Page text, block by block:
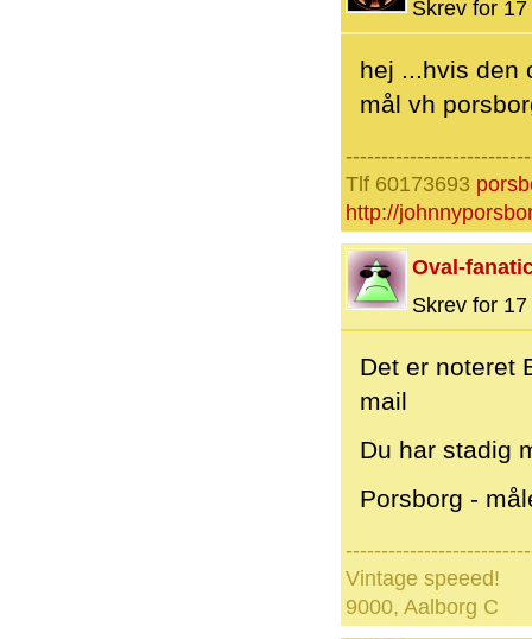
Skrev for
hej ...hvis
mål vh
Tlf 60173693
http://
Oval-
Skrev for
Det er noteret
mail
Du har stadig
Porsborg -
Vintage speeed!
9000, Aalborg C